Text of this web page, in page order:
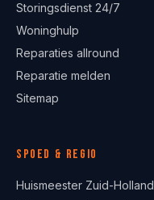
Storingsdienst 24/7
Woninghulp
Reparaties allround
Reparatie melden
Sitemap
Spoed & regio
Huismeester Zuid-Holland